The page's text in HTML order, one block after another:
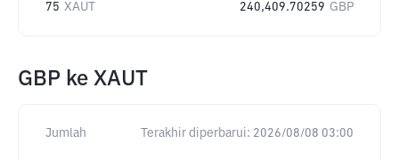
75 XAUT 240,409.70259 GBP
GBP ke XAUT
Jumlah Terakhir diperbarui: 2026/08/08 03:00